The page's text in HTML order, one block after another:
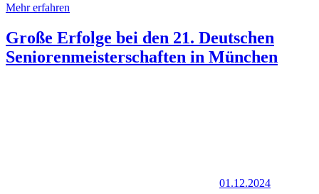
Mehr erfahren
Große Erfolge bei den 21. Deutschen
Seniorenmeisterschaften in München
01.12.2024